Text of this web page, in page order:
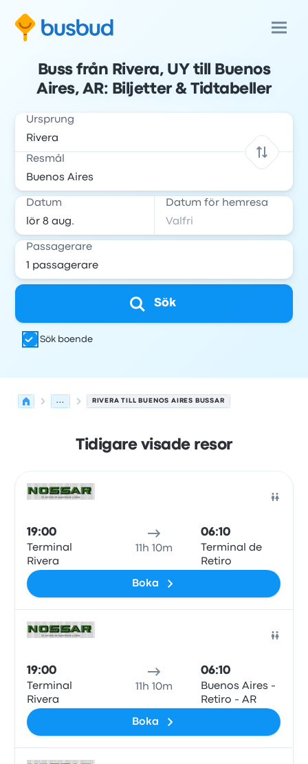
Buss från Rivera, UY till Buenos
Aires, AR: Biljetter & Tidtabeller
Ursprung
Resmål
Datum Datum för hemresa
Passagerare
Sök
Sök boende
... RIVERA TILL BUENOS AIRES BUSSAR
Tidigare visade resor
19:00
Terminal
Rivera
11h 10m
06:10
Terminal de
Retiro
Boka
19:00
Terminal
Rivera
11h 10m
06:10
Buenos Aires -
Retiro - AR
Boka